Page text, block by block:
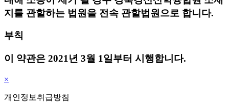
지를 관할하는 법원을 전속 관할법원으로 합니다.
부칙
이 약관은 2021년 3월 1일부터 시행합니다.
×
개인정보취급방침